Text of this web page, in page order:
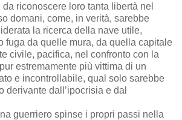
riconoscere loro tanta libertà nel
domani, come, in verità, sarebbe
la ricerca della nave utile,
fuga da quelle mura, da quella capitale
civile, pacifica, nel confronto con la
estremamente più vittima di un
e incontrollabile, qual solo sarebbe
derivante dall’ipocrisia e dal
guerriero spinse i propri passi nella